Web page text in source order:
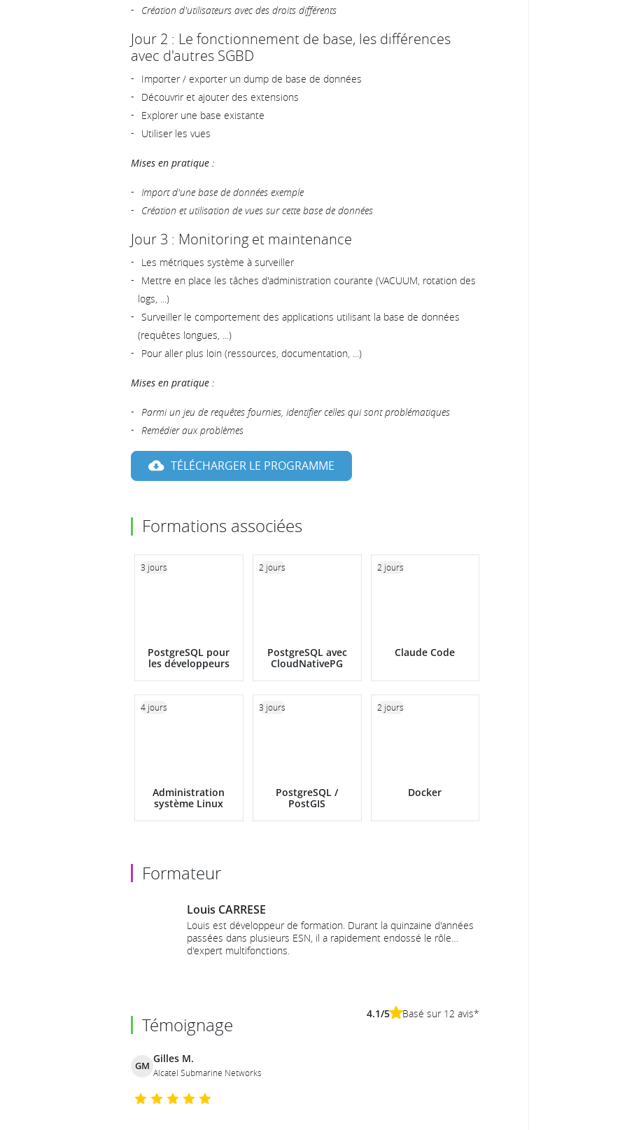
Création d'utilisateurs avec des droits différents
Jour 2 : Le fonctionnement de base, les différences
avec d'autres SGBD
Importer / exporter un dump de base de données
Découvrir et ajouter des extensions
Explorer une base existante
Utiliser les vues
Mises en pratique :
Import d'une base de données exemple
Création et utilisation de vues sur cette base de données
Jour 3 : Monitoring et maintenance
Les métriques système à surveiller
Mettre en place les tâches d'administration courante (VACUUM, rotation des
logs, ...)
Surveiller le comportement des applications utilisant la base de données
(requêtes longues, ...)
Pour aller plus loin (ressources, documentation, ...)
Mises en pratique :
Parmi un jeu de requêtes fournies, identifier celles qui sont problématiques
Remédier aux problèmes
TÉLÉCHARGER LE PROGRAMME
Formations associées
PostgreSQL pour
les développeurs
3 jours
PostgreSQL avec
CloudNativePG
2 jours
Claude Code
2 jours
Administration
système Linux
4 jours
PostgreSQL /
PostGIS
3 jours
Docker
2 jours
Formateur
Louis CARRESE
Louis est développeur de formation. Durant la quinzaine d'années
passées dans plusieurs ESN, il a rapidement endossé le rôle
d'expert multifonctions.
et les pratiques de diffusion et de partage du savoir, en
informatique et de manière générale. C'est ainsi qu'il est devenu
formateur interne des équipes avec lesquelles il a travaillé, que ce
technologies éprouvées ou la transmission de sa veille
technologique sur des sujets plus pointus.
web, de la remise à niveau de projets legacy, du conseil ponctuel
Témoignage 4.1/5 Basé sur 12 avis*
GM
Gilles M.
Alcatel Submarine Networks